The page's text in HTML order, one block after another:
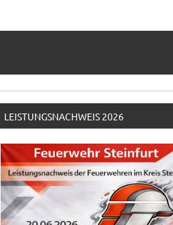
LEISTUNGSNACHWEIS 2026